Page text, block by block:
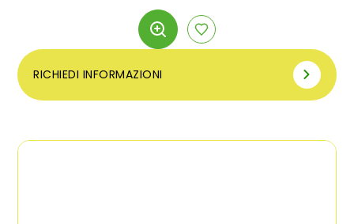
RICHIEDI INFORMAZIONI